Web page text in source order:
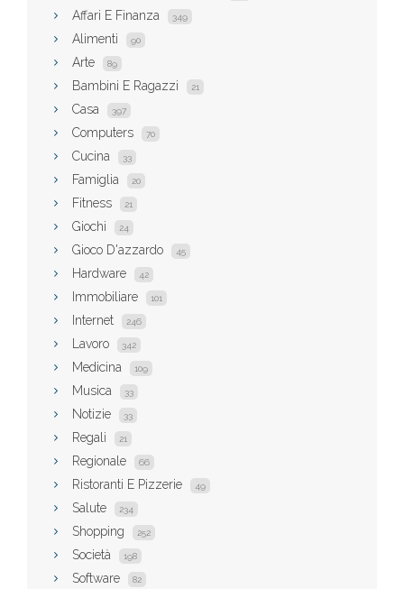
Affari E Finanza 349
Alimenti 90
Arte 89
Bambini E Ragazzi 21
Casa 397
Computers 70
Cucina 33
Famiglia 20
Fitness 21
Giochi 24
Gioco D'azzardo 45
Hardware 42
Immobiliare 101
Internet 246
Lavoro 342
Medicina 109
Musica 33
Notizie 33
Regali 21
Regionale 66
Ristoranti E Pizzerie 49
Salute 234
Shopping 252
Società 198
Software 82